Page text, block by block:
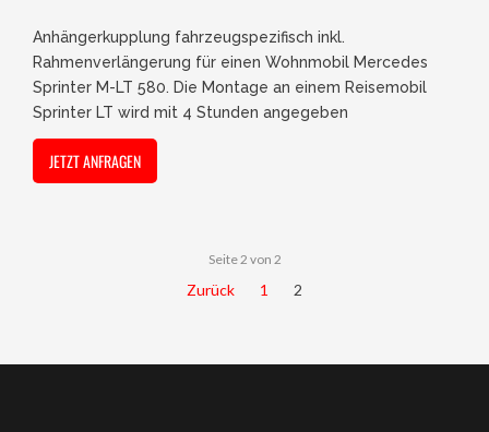
Anhängerkupplung fahrzeugspezifisch inkl.
Rahmenverlängerung für einen Wohnmobil Mercedes
Sprinter M-LT 580. Die Montage an einem Reisemobil
Sprinter LT wird mit 4 Stunden angegeben
JETZT ANFRAGEN
Seite 2 von 2
Zurück 1 2